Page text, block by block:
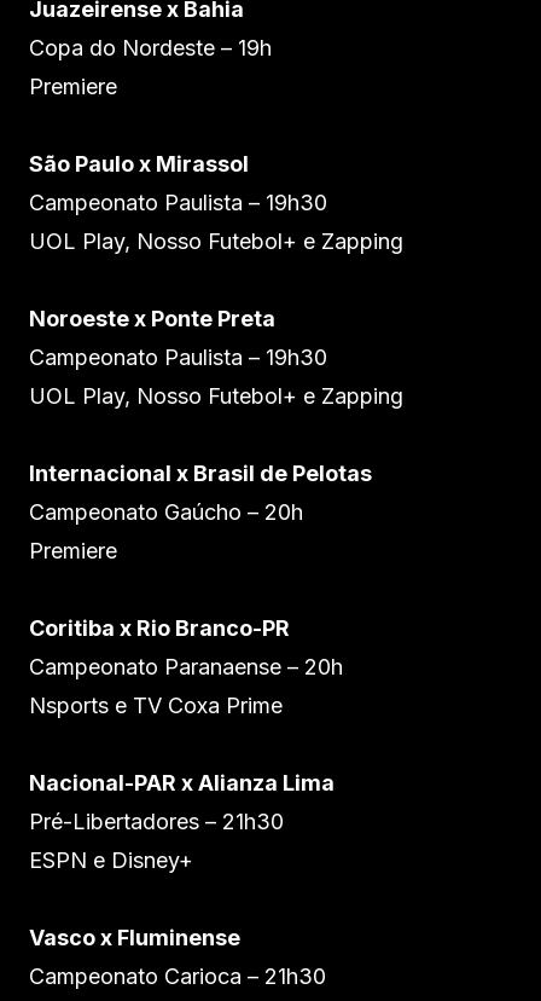
Juazeirense x Bahia
Copa do Nordeste – 19h
Premiere
São Paulo x Mirassol
Campeonato Paulista – 19h30
UOL Play, Nosso Futebol+ e Zapping
Noroeste x Ponte Preta
Campeonato Paulista – 19h30
UOL Play, Nosso Futebol+ e Zapping
Internacional x Brasil de Pelotas
Campeonato Gaúcho – 20h
Premiere
Coritiba x Rio Branco-PR
Campeonato Paranaense – 20h
Nsports e TV Coxa Prime
Nacional-PAR x Alianza Lima
Pré-Libertadores – 21h30
ESPN e Disney+
Vasco x Fluminense
Campeonato Carioca – 21h30